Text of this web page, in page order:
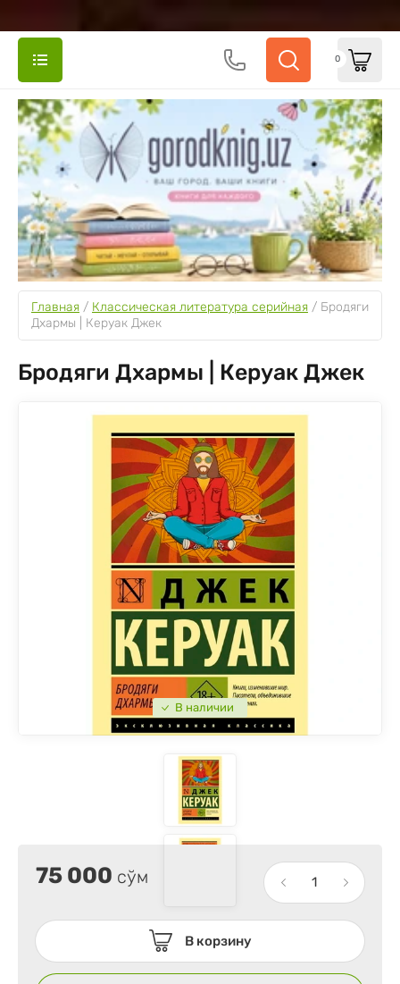
0
Главная / Классическая литература серийная / Бродяги
Дхармы | Керуак Джек
Бродяги Дхармы | Керуак Джек
В наличии
75 000 сўм
В корзину